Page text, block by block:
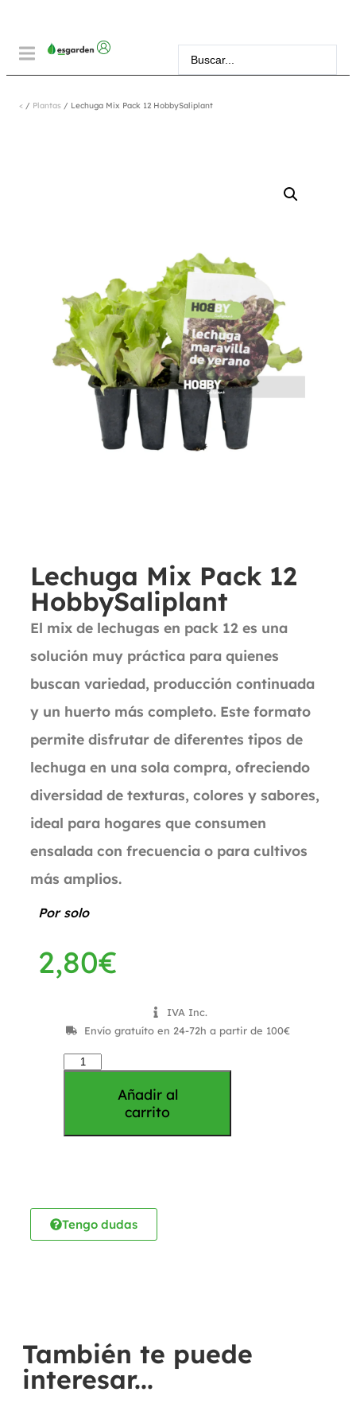
< / Plantas / Lechuga Mix Pack 12 HobbySaliplant
Lechuga Mix Pack 12
HobbySaliplant
El mix de lechugas en pack 12 es una
solución muy práctica para quienes
buscan variedad, producción continuada
y un huerto más completo. Este formato
permite disfrutar de diferentes tipos de
lechuga en una sola compra, ofreciendo
diversidad de texturas, colores y sabores,
ideal para hogares que consumen
ensalada con frecuencia o para cultivos
más amplios.
Por solo
2,80€
IVA Inc.
Envío gratuíto en 24-72h a partir de 100€
Añadir al
carrito
Tengo dudas
También te puede
interesar...